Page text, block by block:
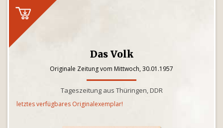
Das Volk
Originale Zeitung vom Mittwoch, 30.01.1957
Tageszeitung aus Thüringen, DDR
letztes verfügbares Originalexemplar!